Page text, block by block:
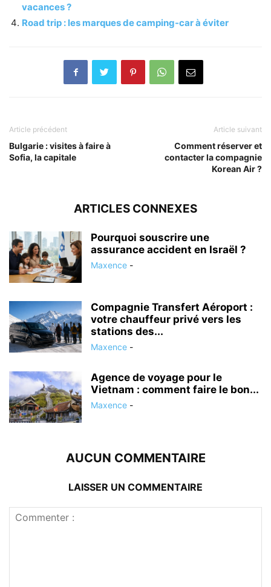
vacances ?
Road trip : les marques de camping-car à éviter
Article précédent
Bulgarie : visites à faire à
Sofia, la capitale
Article suivant
Comment réserver et
contacter la compagnie
Korean Air ?
ARTICLES CONNEXES
Pourquoi souscrire une
assurance accident en Israël ?
Maxence -
Compagnie Transfert Aéroport :
votre chauffeur privé vers les
stations des...
Maxence -
Agence de voyage pour le
Vietnam : comment faire le bon...
Maxence -
AUCUN COMMENTAIRE
LAISSER UN COMMENTAIRE